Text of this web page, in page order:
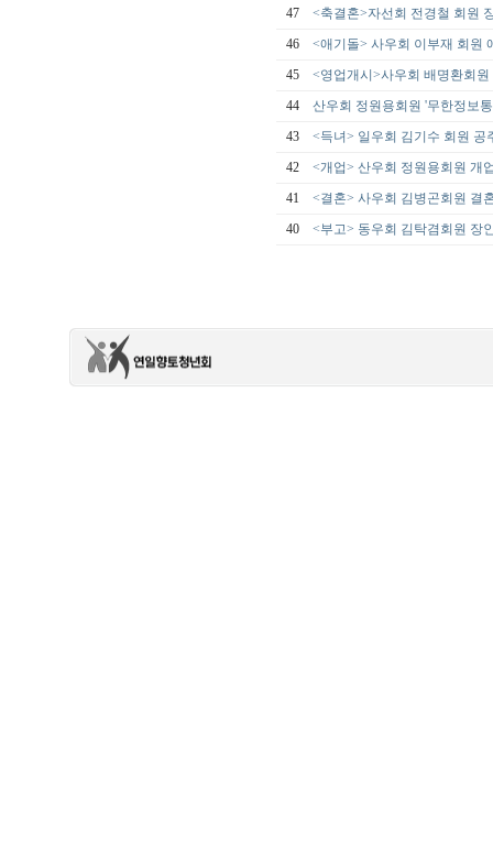
47
<축결혼>자선회 전경철 회원
46
<애기돌> 사우회 이부재 회원
45
<영업개시>사우회 배명환회
44
산우회 정원용회원 '무한정보
43
<득녀> 일우회 김기수 회원 공
42
<개업> 산우회 정원용회원 개
41
<결혼> 사우회 김병곤회원 결
40
<부고> 동우회 김탁겸회원 장